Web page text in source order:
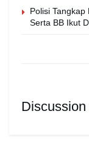
Polisi
Serta BB Ikut